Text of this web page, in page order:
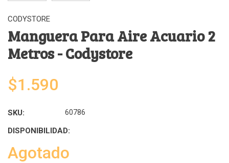
CODYSTORE
Manguera Para Aire Acuario 2
Metros - Codystore
$1.590
SKU: 60786
DISPONIBILIDAD:
Agotado